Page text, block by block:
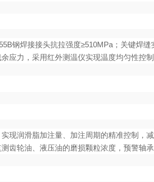
钢焊接接头抗拉强度≥510MPa；关键焊
应力，采用红外测温仪实现温度均匀性控
现润滑脂加注量、加注周期的精准控制，减
齿轮油、液压油的磨损颗粒浓度，预警轴